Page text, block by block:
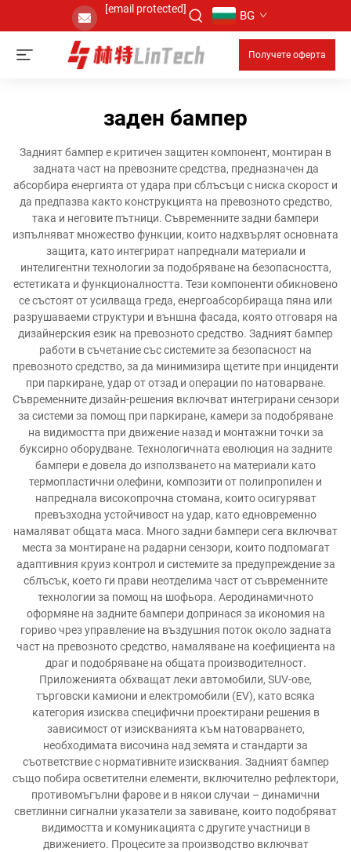
[email protected] BG
Получете оферта
заден бампер
Задният бампер е критичен защитен компонент, монтиран в
задната част на превозните средства, предназначен да
абсорбира енергията от удара при сблъсъци с ниска скорост и
да предпазва както конструкцията на превозното средство,
така и неговите пътници. Съвременните задни бампери
изпълняват множество функции, които надхвърлят основната
защита, като интегрират напреднали материали и
интелигентни технологии за подобряване на безопасността,
естетиката и функционалността. Тези компоненти обикновено
се състоят от усилваща греда, енергоабсорбираща пяна или
разрушаваеми структури и външна фасада, която отговаря на
дизайнерския език на превозното средство. Задният бампер
работи в съчетание със системите за безопасност на
превозното средство, за да минимизира щетите при инциденти
при паркиране, удар от отзад и операции по натоварване.
Съвременните дизайн-решения включват интегрирани сензори
за системи за помощ при паркиране, камери за подобряване
на видимостта при движение назад и монтажни точки за
буксирно оборудване. Технологичната еволюция на задните
бампери е довела до използването на материали като
термопластични олефини, композити от полипропилен и
напреднала високопрочна стомана, които осигуряват
превъзходна устойчивост на удар, като едновременно
намаляват общата маса. Много задни бампери сега включват
места за монтиране на радарни сензори, които подпомагат
адаптивния круиз контрол и системите за предупреждение за
сблъсък, което ги прави неотделима част от съвременните
технологии за помощ на шофьора. Аеродинамичното
оформяне на задните бампери допринася за икономия на
гориво чрез управление на въздушния поток около задната
част на превозното средство, намаляване на коефициента на
драг и подобряване на общата производителност.
Приложенията обхващат леки автомобили, SUV-ове,
търговски камиони и електромобили (EV), като всяка
категория изисква специфични проектирани решения в
зависимост от изискванията към натоварването,
необходимата височина над земята и стандарти за
съответствие с нормативните изисквания. Задният бампер
също побира осветителни елементи, включително рефлектори,
противомъгълни фарове и в някои случаи – динамични
светлинни сигнални указатели за завиване, които подобряват
видимостта и комуникацията с другите участници в
движението. Процесите за производство включват